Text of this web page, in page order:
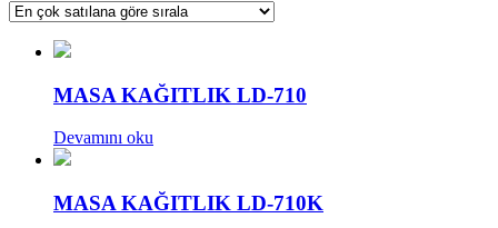
sıralandı
MASA KAĞITLIK LD-710
Devamını oku
MASA KAĞITLIK LD-710K